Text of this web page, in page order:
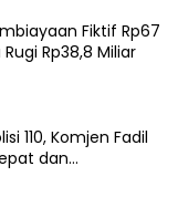
Fiktif Rp67
Rp38,8 Miliar
110, Komjen Fadil
dan